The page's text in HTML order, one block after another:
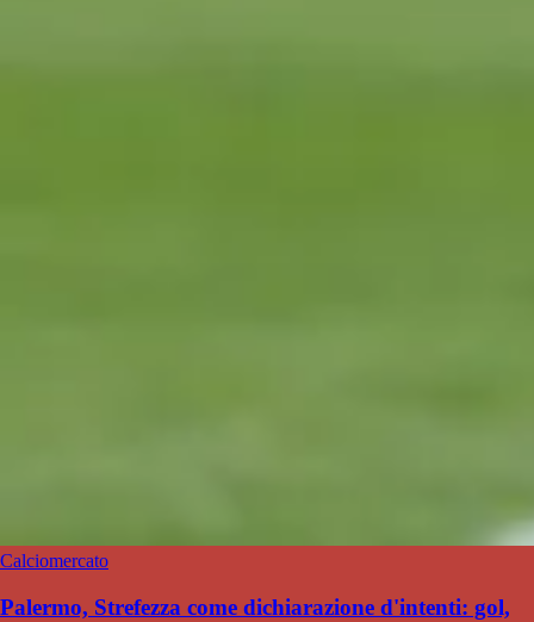
Calciomercato
Palermo, Strefezza come dichiarazione d'intenti: gol,